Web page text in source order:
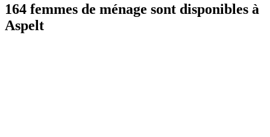
164 femmes de ménage sont disponibles à
Aspelt